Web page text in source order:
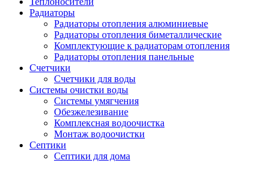
Радиаторы
Радиаторы отопления алюминиевые
Радиаторы отопления биметаллические
Комплектующие к радиаторам отопления
Радиаторы отопления панельные
Cчетчики
Счетчики для воды
Системы очистки воды
Системы умягчения
Обезжелезивание
Комплексная водоочистка
Монтаж водоочистки
Септики
Септики для дома